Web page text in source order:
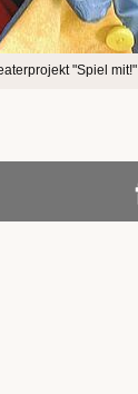
"Spiel mit!"